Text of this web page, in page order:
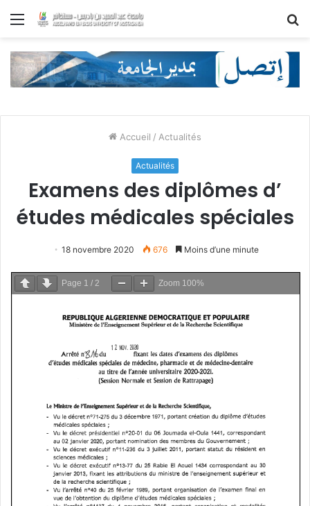
Menu
Accueil / Actualités
Actualités
Examens des diplômes d’
études médicales spéciales
18 novembre 2020 676 Moins d’une minute
Page 1 / 2 Zoom 100%